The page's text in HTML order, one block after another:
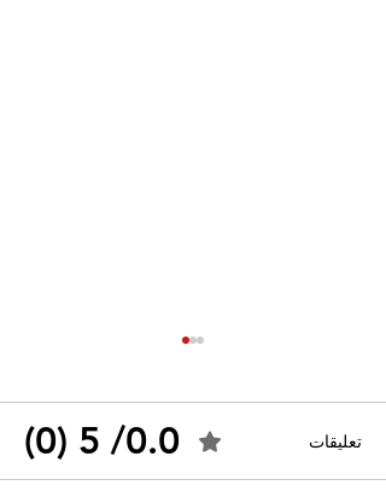
تعليقات 0.0/ 5 (0)